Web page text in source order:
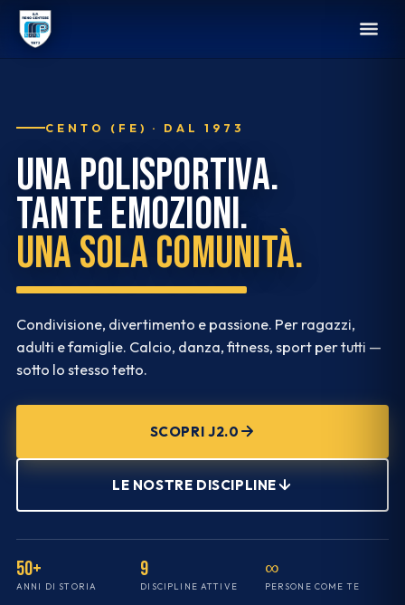
CENTO (FE) · DAL 1973
Una polisportiva.
Tante emozioni.
Una sola comunità.
Condivisione, divertimento e passione. Per ragazzi,
adulti e famiglie. Calcio, danza, fitness, sport per tutti —
sotto lo stesso tetto.
SCOPRI J2.0
LE NOSTRE DISCIPLINE
50+
ANNI DI STORIA
9
DISCIPLINE ATTIVE
∞
PERSONE COME TE